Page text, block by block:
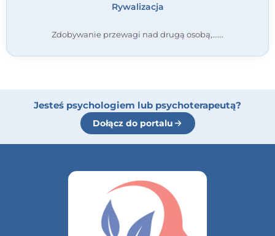
Rywalizacja
Zdobywanie przewagi nad drugą osobą,...
Jesteś psychologiem lub psychoterapeutą?
Dołącz do portalu